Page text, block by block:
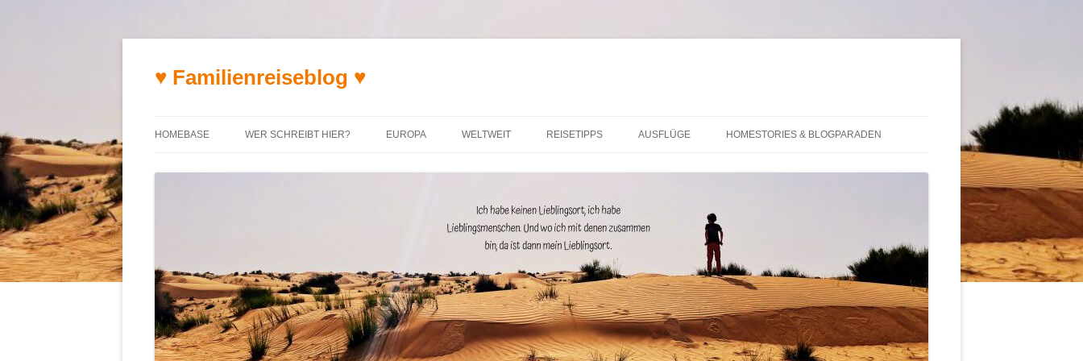
♥ Familienreiseblog ♥
HOMEBASE WER SCHREIBT HIER? EUROPA WELTWEIT REISETIPPS AUSFLÜGE HOMESTORIES & BLOGPARADEN